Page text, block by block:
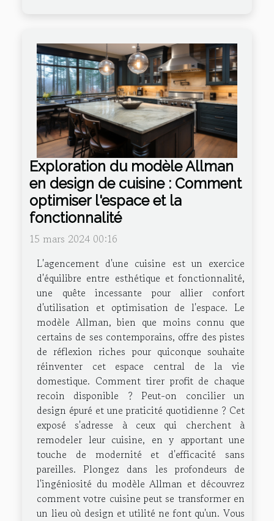
Exploration du modèle Allman
en design de cuisine : Comment
optimiser l'espace et la
fonctionnalité
15 mars 2024 00:16
L'agencement d'une cuisine est un exercice
d'équilibre entre esthétique et fonctionnalité,
une quête incessante pour allier confort
d'utilisation et optimisation de l'espace. Le
modèle Allman, bien que moins connu que
certains de ses contemporains, offre des pistes
de réflexion riches pour quiconque souhaite
réinventer cet espace central de la vie
domestique. Comment tirer profit de chaque
recoin disponible ? Peut-on concilier un
design épuré et une praticité quotidienne ? Cet
exposé s'adresse à ceux qui cherchent à
remodeler leur cuisine, en y apportant une
touche de modernité et d'efficacité sans
pareilles. Plongez dans les profondeurs de
l'ingéniosité du modèle Allman et découvrez
comment votre cuisine peut se transformer en
un lieu où design et utilité ne font qu'un. Vous